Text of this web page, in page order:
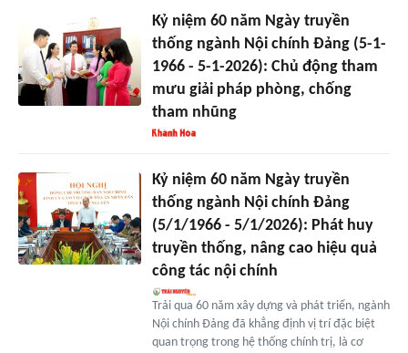
Kỷ niệm 60 năm Ngày truyền
thống ngành Nội chính Đảng (5-1-
1966 - 5-1-2026): Chủ động tham
mưu giải pháp phòng, chống
tham nhũng
Kỷ niệm 60 năm Ngày truyền
thống ngành Nội chính Đảng
(5/1/1966 - 5/1/2026): Phát huy
truyền thống, nâng cao hiệu quả
công tác nội chính
Trải qua 60 năm xây dựng và phát triển, ngành
Nội chính Đảng đã khẳng định vị trí đặc biệt
quan trọng trong hệ thống chính trị, là cơ